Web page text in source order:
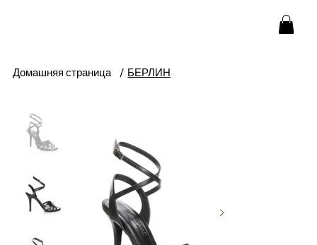
Домашняя страница / БЕРЛИН